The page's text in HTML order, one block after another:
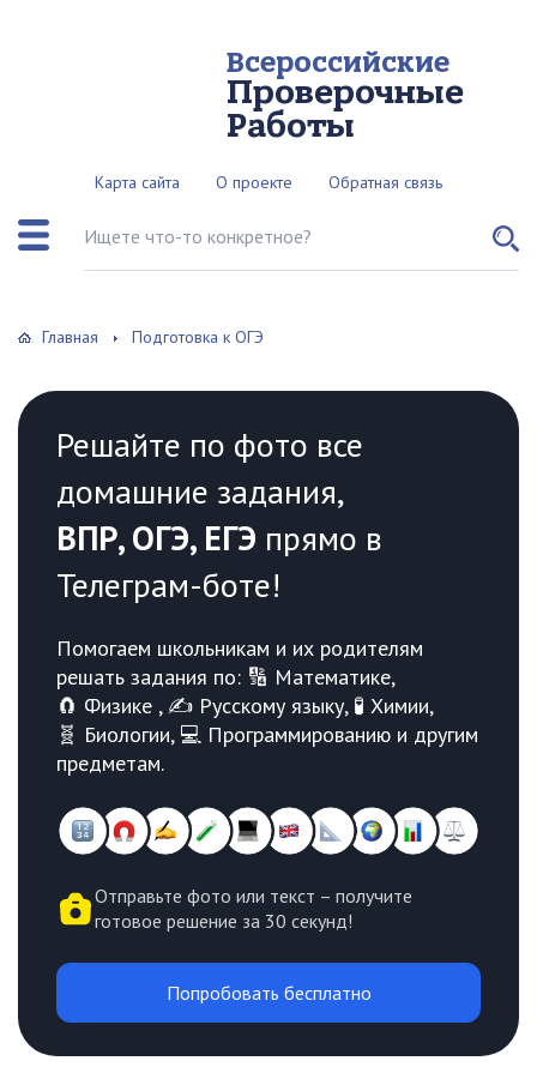
Всероссийские
Проверочные
Работы
Карта сайта О проекте Обратная связь
Поиск по сайту
Главная Подготовка к ОГЭ
Решайте по фото все
домашние задания,
ВПР, ОГЭ, ЕГЭ прямо в
Телеграм-боте!
Помогаем школьникам и их родителям
решать задания по: 🔢 Математике,
🧲 Физике , ✍️ Русскому языку, 🧪 Химии,
🧬 Биологии, 💻 Программированию и другим
предметам.
Отправьте фото или текст – получите
готовое решение за 30 секунд!
Попробовать бесплатно